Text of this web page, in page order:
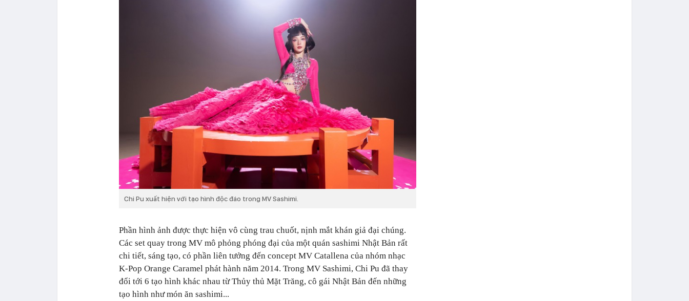
Chi Pu xuất hiện với tạo hình độc đáo trong MV Sashimi.
Phần hình ảnh được thực hiện vô cùng trau chuốt, nịnh mắt khán giả đại chúng.
Các set quay trong MV mô phỏng phóng đại của một quán sashimi Nhật Bản rất
chi tiết, sáng tạo, có phần liên tưởng đến concept MV Catallena của nhóm nhạc
K-Pop Orange Caramel phát hành năm 2014. Trong MV Sashimi, Chi Pu đã thay
đổi tới 6 tạo hình khác nhau từ Thủy thủ Mặt Trăng, cô gái Nhật Bản đến những
tạo hình như món ăn sashimi...